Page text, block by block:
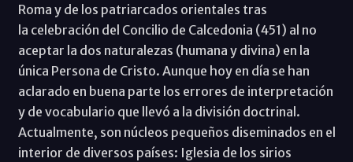
Roma y de los patriarcados orientales tras
la celebración del Concilio de Calcedonia (451) al no
aceptar la dos naturalezas (humana y divina) en la
única Persona de Cristo. Aunque hoy en día se han
aclarado en buena parte los errores de interpretación
y de vocabulario que llevó a la división doctrinal.
Actualmente, son núcleos pequeños diseminados en el
interior de diversos países: Iglesia de los sirios